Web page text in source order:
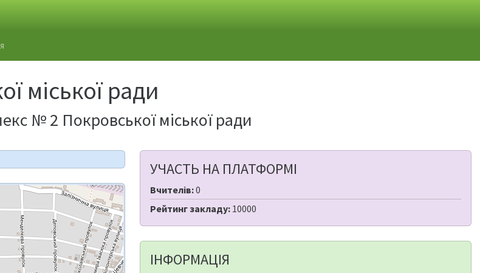
міської ради
№ 2 Покровської міської ради
УЧАСТЬ НА ПЛАТФОРМІ
Вчителів:0
Рейтинг закладу: 10000
ІНФОРМАЦІЯ